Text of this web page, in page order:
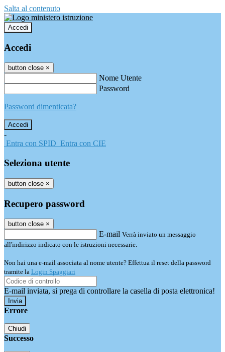
Salta al contenuto
Accedi
Accedi
button close ×
Nome Utente
Password
Password dimenticata?
-
Entra con SPID Entra con CIE
Seleziona utente
button close ×
Recupero password
button close ×
E-mail Verrà inviato un messaggio
all'indirizzo indicato con le istruzioni necessarie.
Non hai una e-mail associata al nome utente? Effettua il reset della password
tramite la Login Spaggiari
E-mail inviata, si prega di controllare la casella di posta elettronica!
Errore
Chiudi
Successo